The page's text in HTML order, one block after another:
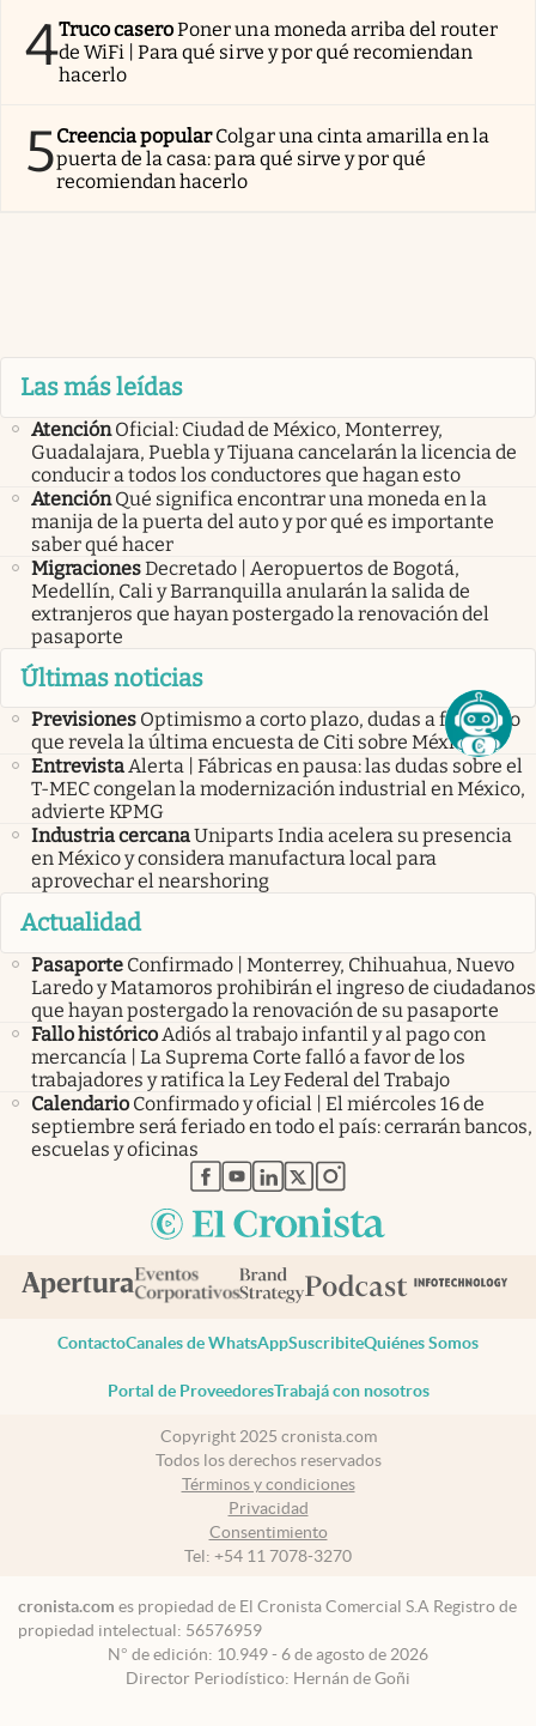
4Truco caseroPoner una moneda arriba del router
de WiFi | Para qué sirve y por qué recomiendan
hacerlo
5Creencia popularColgar una cinta amarilla en la
puerta de la casa: para qué sirve y por qué
recomiendan hacerlo
Las más leídas
Atención Oficial: Ciudad de México, Monterrey,
Guadalajara, Puebla y Tijuana cancelarán la licencia de
conducir a todos los conductores que hagan esto
Atención Qué significa encontrar una moneda en la
manija de la puerta del auto y por qué es importante
saber qué hacer
MigracionesDecretado | Aeropuertos de Bogotá,
Medellín, Cali y Barranquilla anularán la salida de
extranjeros que hayan postergado la renovación del
pasaporte
Últimas noticias
Previsiones Optimismo a corto plazo, dudas a futuro: lo
que revela la última encuesta de Citi sobre México
EntrevistaAlerta | Fábricas en pausa: las dudas sobre el
T-MEC congelan la modernización industrial en México,
advierte KPMG
Industria cercanaUniparts India acelera su presencia
en México y considera manufactura local para
aprovechar el nearshoring
Actualidad
Pasaporte Confirmado | Monterrey, Chihuahua, Nuevo
Laredo y Matamoros prohibirán el ingreso de ciudadanos
que hayan postergado la renovación de su pasaporte
Fallo histórico Adiós al trabajo infantil y al pago con
mercancía | La Suprema Corte falló a favor de los
trabajadores y ratifica la Ley Federal del Trabajo
Calendario Confirmado y oficial | El miércoles 16 de
septiembre será feriado en todo el país: cerrarán bancos,
escuelas y oficinas
abre en nueva pestaña
abre en nueva pestaña
abre en nueva pestaña
abre en nueva pestaña
abre en nueva pestaña
ContactoCanales de WhatsAppSuscribiteQuiénes Somos
Portal de ProveedoresTrabajá con nosotros
Copyright 2025 cronista.com
Todos los derechos reservados
Términos y condiciones
Privacidad
Consentimiento
Tel: +54 11 7078-3270
cronista.com es propiedad de El Cronista Comercial S.A Registro de
propiedad intelectual: 56576959
N° de edición: 10.949 - 6 de agosto de 2026
Director Periodístico: Hernán de Goñi